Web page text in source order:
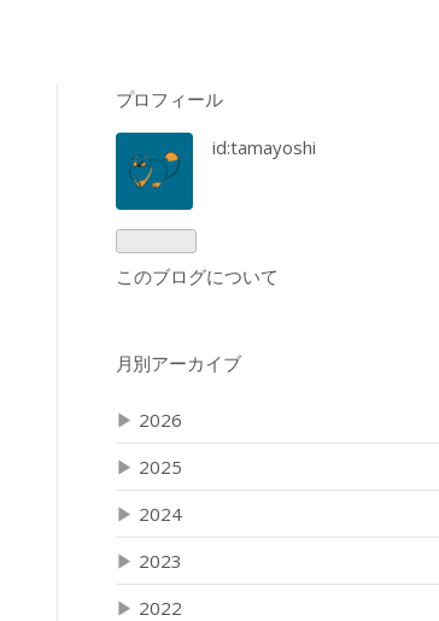
プロフィール
id:tamayoshi
このブログについて
月別アーカイブ
▶ 2026
▶ 2025
▶ 2024
▶ 2023
▶ 2022